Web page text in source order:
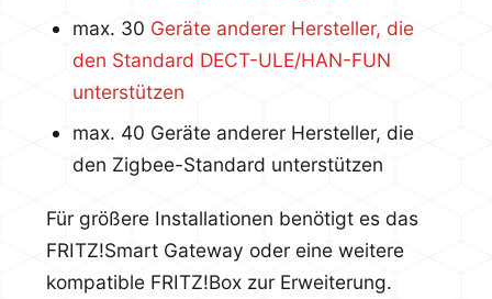
max. 30 Geräte anderer Hersteller, die
den Standard DECT-ULE/HAN-FUN
unterstützen
max. 40 Geräte anderer Hersteller, die
den Zigbee-Standard unterstützen
Für größere Installationen benötigt es das
FRITZ!Smart Gateway oder eine weitere
kompatible FRITZ!Box zur Erweiterung.